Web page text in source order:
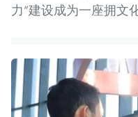
力”建设成为一座拥文